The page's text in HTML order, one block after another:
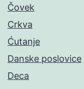
Čovek
Crkva
Ćutanje
Danske poslovice
Deca